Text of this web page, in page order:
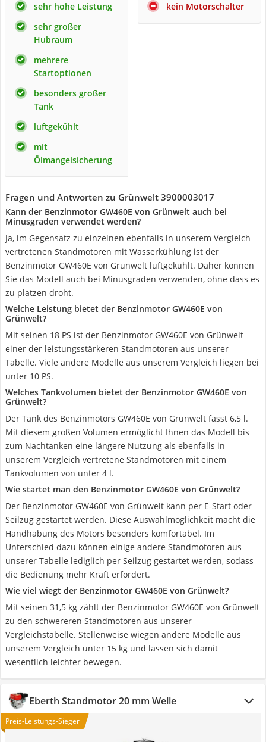
sehr hohe Leistung
sehr großer
Hubraum
mehrere
Startoptionen
besonders großer
Tank
luftgekühlt
mit
Ölmangelsicherung
kein Motorschalter
Fragen und Antworten zu Grünwelt 3900003017
Kann der Benzinmotor GW460E von Grünwelt auch bei
Minusgraden verwendet werden?
Ja, im Gegensatz zu einzelnen ebenfalls in unserem Vergleich
vertretenen Standmotoren mit Wasserkühlung ist der
Benzinmotor GW460E von Grünwelt luftgekühlt. Daher können
Sie das Modell auch bei Minusgraden verwenden, ohne dass es
zu platzen droht.
Welche Leistung bietet der Benzinmotor GW460E von
Grünwelt?
Mit seinen 18 PS ist der Benzinmotor GW460E von Grünwelt
einer der leistungsstärkeren Standmotoren aus unserer
Tabelle. Viele andere Modelle aus unserem Vergleich liegen bei
unter 10 PS.
Welches Tankvolumen bietet der Benzinmotor GW460E von
Grünwelt?
Der Tank des Benzinmotors GW460E von Grünwelt fasst 6,5 l.
Mit diesem großen Volumen ermöglicht Ihnen das Modell bis
zum Nachtanken eine längere Nutzung als ebenfalls in
unserem Vergleich vertretene Standmotoren mit einem
Tankvolumen von unter 4 l.
Wie startet man den Benzinmotor GW460E von Grünwelt?
Der Benzinmotor GW460E von Grünwelt kann per E-Start oder
Seilzug gestartet werden. Diese Auswahlmöglichkeit macht die
Handhabung des Motors besonders komfortabel. Im
Unterschied dazu können einige andere Standmotoren aus
unserer Tabelle lediglich per Seilzug gestartet werden, sodass
die Bedienung mehr Kraft erfordert.
Wie viel wiegt der Benzinmotor GW460E von Grünwelt?
Mit seinen 31,5 kg zählt der Benzinmotor GW460E von Grünwelt
zu den schwereren Standmotoren aus unserer
Vergleichstabelle. Stellenweise wiegen andere Modelle aus
unserem Vergleich unter 15 kg und lassen sich damit
wesentlich leichter bewegen.
Eberth Standmotor 20 mm Welle
Preis-Leistungs-Sieger